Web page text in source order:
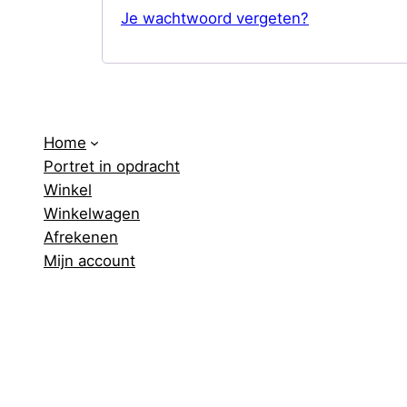
Je wachtwoord vergeten?
Home
Portret in opdracht
Winkel
Winkelwagen
Afrekenen
Mijn account